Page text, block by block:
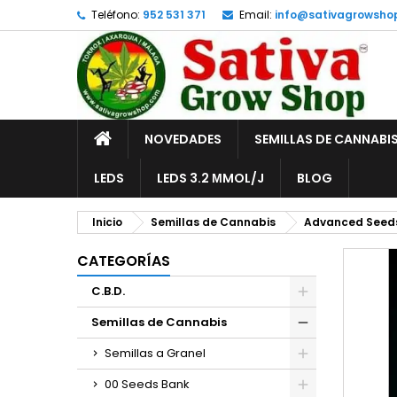
Teléfono: 952 531 371 Email:
INICIONOVEDADES SEMILLAS DE CANNABIS
LEDS LEDS 3.2 ΜMOL/J BLOG
Inicio Semillas de Cannabis Advanced
CATEGORÍAS
C.B.D.
Semillas de Cannabis
Semillas a Granel
00 Seeds Bank